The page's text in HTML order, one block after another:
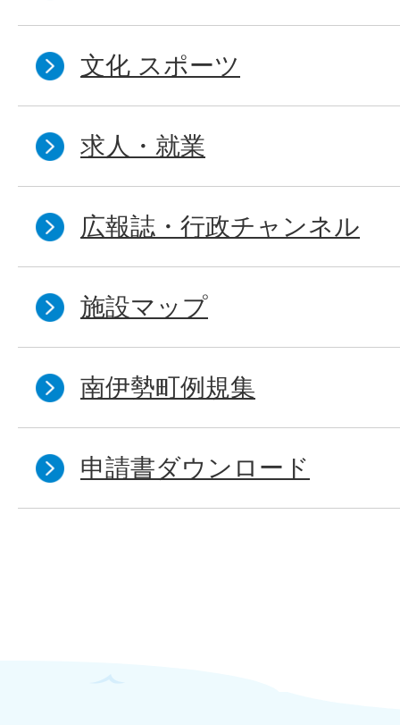
文化 スポーツ
求人・就業
広報誌・行政チャンネル
施設マップ
南伊勢町例規集
申請書ダウンロード